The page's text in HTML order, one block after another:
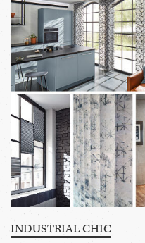
INDUSTRIAL CHIC